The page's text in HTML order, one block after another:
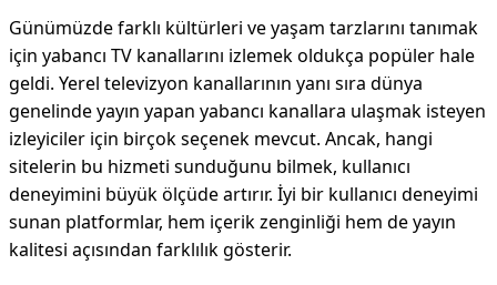
Günümüzde farklı kültürleri ve yaşam tarzlarını tanımak
için yabancı TV kanallarını izlemek oldukça popüler hale
geldi. Yerel televizyon kanallarının yanı sıra dünya
genelinde yayın yapan yabancı kanallara ulaşmak isteyen
izleyiciler için birçok seçenek mevcut. Ancak, hangi
sitelerin bu hizmeti sunduğunu bilmek, kullanıcı
deneyimini büyük ölçüde artırır. İyi bir kullanıcı deneyimi
sunan platformlar, hem içerik zenginliği hem de yayın
kalitesi açısından farklılık gösterir.